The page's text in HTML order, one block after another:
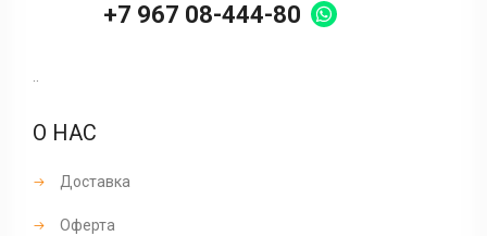
+7 967 08-444-80
..
О НАС
Доставка
Оферта